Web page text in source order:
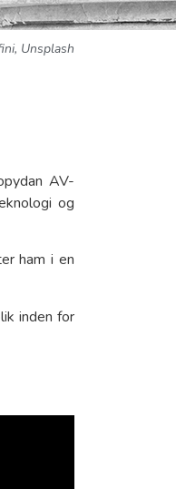
Unsplash
AV-
og
ham i en
inden for